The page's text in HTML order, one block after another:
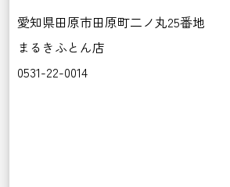
愛知県田原市田原町二ノ丸25番地
まるきふとん店
0531-22-0014